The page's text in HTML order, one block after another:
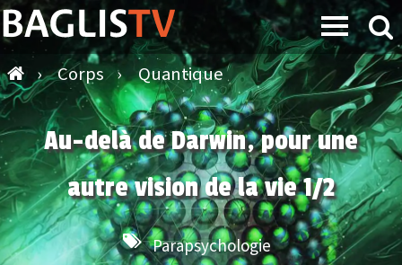
› Corps › Quantique
Au-delà de Darwin, pour une
autre vision de la vie 1/2
Parapsychologie